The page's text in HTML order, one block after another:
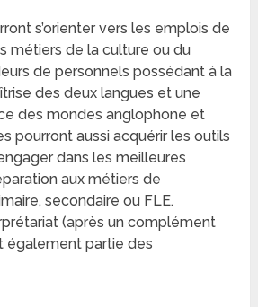
s’orienter vers les emplois de
métiers de la culture ou du
de personnels possédant à la
des deux langues et une
des mondes anglophone et
pourront aussi acquérir les outils
dans les meilleures
aux métiers de
secondaire ou FLE.
(après un complément
également partie des